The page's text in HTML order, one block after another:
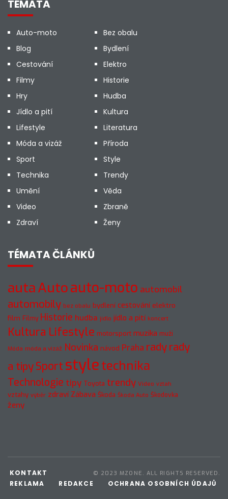
TÉMATA
Auto-moto
Bez obalu
Blog
Bydlení
Cestování
Elektro
Filmy
Historie
Hry
Hudba
Jídlo a pití
Kultura
Lifestyle
Literatura
Móda a vizáž
Příroda
Sport
Style
Technika
Trendy
Umění
Věda
Video
Zbraně
Zdraví
Ženy
TÉMATA ČLÁNKŮ
autaAutoauto-moto automobil
automobily bez obalu bydlení cestování elektro
film Filmy Historie hudba jídlo jídlo a pití koncert
Kultura Lifestyle motorsport muzika muži
Móda móda a vizáž Novinka návod Praha radyrady
a tipySport styletechnika
Technologie tipy Toyota trendy Video vztah
vztahy výběr zdraví Zábava Škoda Škoda Auto Škodovka
ženy
© 2023 MZONE. ALL RIGHTS RESERVED.
KONTAKT
REKLAMA
REDAKCE OCHRANA OSOBNÍCH ÚDAJŮ